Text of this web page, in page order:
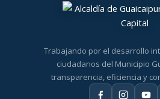
Trabajando por el desarrollo
ciudadanos del Municipio
transparencia, eficiencia y